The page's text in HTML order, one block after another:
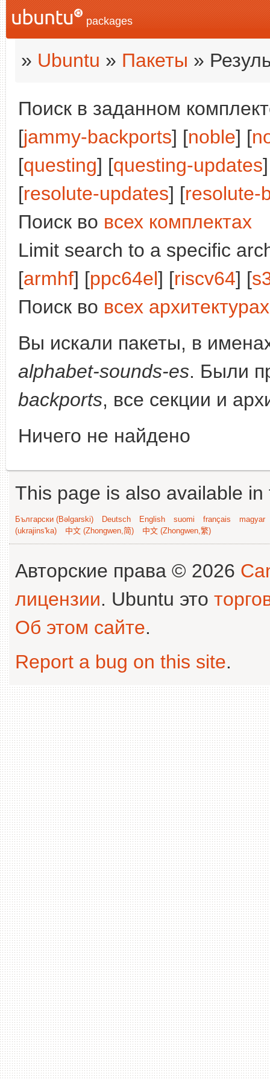
packages
» Ubuntu » Пакеты »
Поиск в заданном
[jammy-backports] [noble] [
[questing] [questing-updates
[resolute-updates] [resolute-
Поиск во всех комплектах
Limit search to a specific
[armhf] [ppc64el] [riscv64] [
Поиск во всех архитектурах
Вы искали пакеты, в
alphabet-sounds-es. Были
backports, все секции и
Ничего не найдено
This page is also available
Български (Bəlgarski) Deutsch English suomi français
magyar
(ukrajins'ka)
中文 (Zhongwen,简) 中文 (Zhongwen,繁)
Авторские права © 2026
лицензии. Ubuntu это
Об этом сайте.
Report a bug on this site.